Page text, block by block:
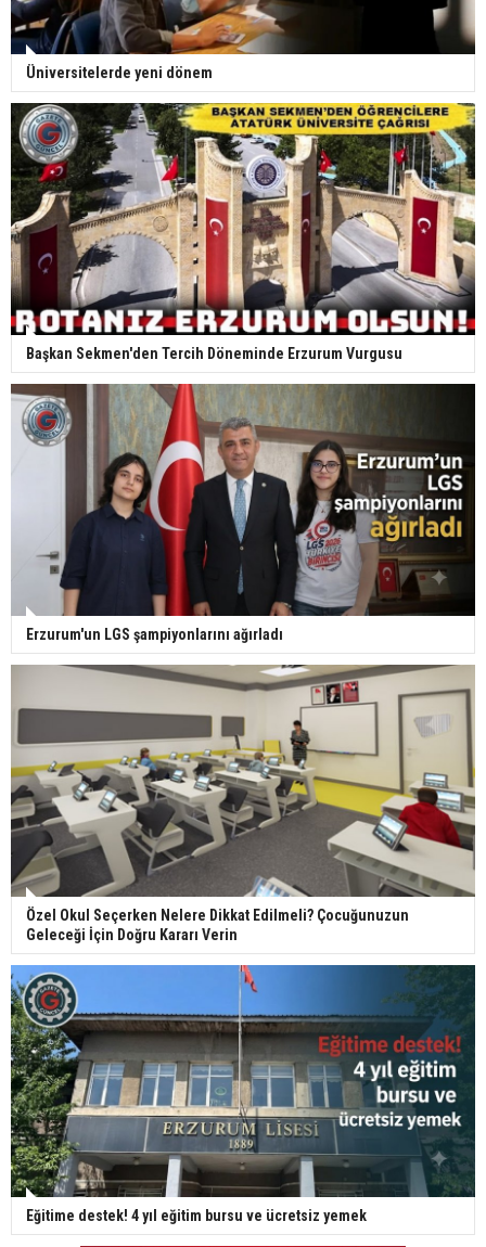
Üniversitelerde yeni dönem
Başkan Sekmen'den Tercih Döneminde Erzurum Vurgusu
Erzurum'un LGS şampiyonlarını ağırladı
Özel Okul Seçerken Nelere Dikkat Edilmeli? Çocuğunuzun
Geleceği İçin Doğru Kararı Verin
Eğitime destek! 4 yıl eğitim bursu ve ücretsiz yemek